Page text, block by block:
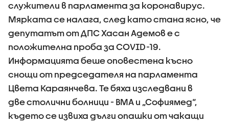
служители в парламента за коронавирус.
Мярката се налага, след като стана ясно, че
депутатът от ДПС Хасан Адемов е с
положителна проба за COVID-19.
Информацията беше оповестена късно
снощи от председателя на парламента
Цвета Караянчева. Те бяха изследвани в
две столични болници - ВМА и „Софиямед“,
където се извиха дълги опашки от чакащи